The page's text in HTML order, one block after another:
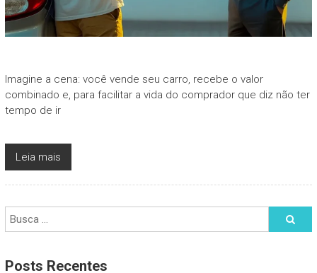
Imagine a cena: você vende seu carro, recebe o valor
combinado e, para facilitar a vida do comprador que diz não ter
tempo de ir
Leia mais
Posts Recentes